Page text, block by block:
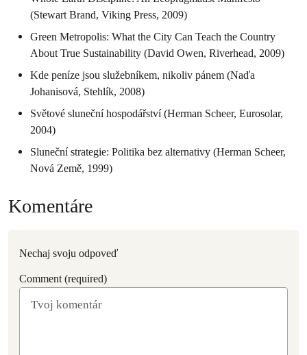
(Stewart Brand, Viking Press, 2009)
Green Metropolis: What the City Can Teach the Country
About True Sustainability (David Owen, Riverhead, 2009)
Kde peníze jsou služebníkem, nikoliv pánem (Naďa
Johanisová, Stehlík, 2008)
Světové sluneční hospodářství (Herman Scheer, Eurosolar,
2004)
Sluneční strategie: Politika bez alternativy (Herman Scheer,
Nová Země, 1999)
Komentáre
Nechaj svoju odpoveď
Comment (required)